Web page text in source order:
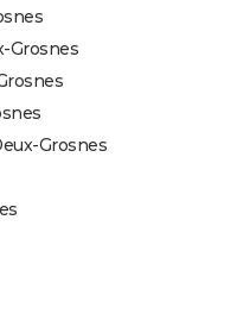
Grosnes
Grosnes